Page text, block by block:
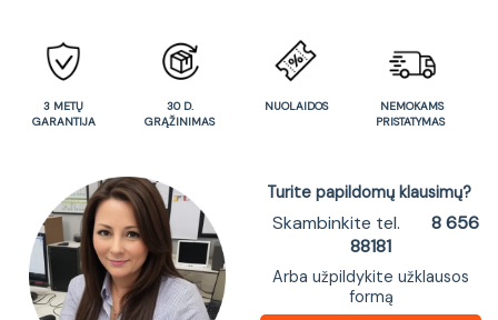
3 METŲ
GARANTIJA
30 D.
GRĄŽINIMAS
NUOLAIDOS
NEMOKAMS
PRISTATYMAS
Turite papildomų klausimų?
Skambinkite tel.
8 656
88181
Arba užpildykite užklausos
formą